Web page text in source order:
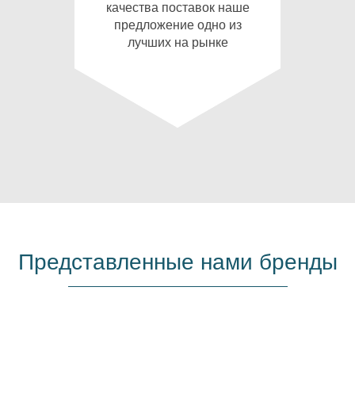
качества поставок наше
предложение одно из
лучших на рынке
Представленные нами бренды